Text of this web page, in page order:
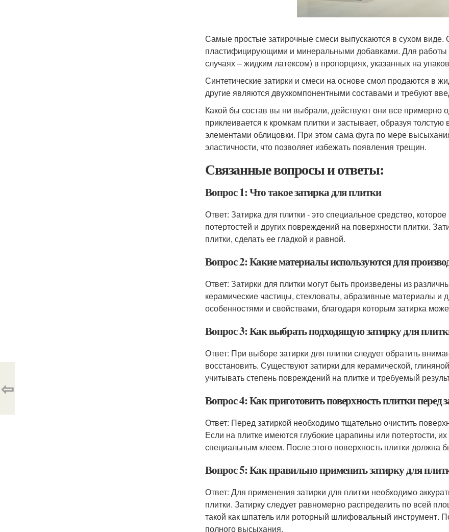
Самые простые затирочные смеси выпускаются в сухом виде.
пластифицирующими и минеральными добавками. Для работы
случаях – жидким латексом) в пропорциях, указанных на
Синтетические затирки и смеси на основе смол продаются в
другие являются двухкомпонентными составами и требуют
Какой бы состав вы ни выбрали, действуют они все примерно
приклеивается к кромкам плитки и застывает, образуя
элементами облицовки. При этом сама фуга по мере
эластичности, что позволяет избежать появления трещин.
Связанные вопросы и ответы:
Вопрос 1: Что такое затирка для плитки
Ответ: Затирка для плитки - это специальное средство,
потертостей и других повреждений на поверхности плитки.
плитки, сделать ее гладкой и равной.
Вопрос 2: Какие материалы используются для
Ответ: Затирки для плитки могут быть произведены из
керамические частицы, стекловаты, абразивные материалы и
особенностями и свойствами, благодаря которым затирка
Вопрос 3: Как выбрать подходящую затирку для
Ответ: При выборе затирки для плитки следует обратить
восстановить. Существуют затирки для керамической,
учитывать степень повреждений на плитке и требуемый
Вопрос 4: Как приготовить поверхность плитки перед
Ответ: Перед затиркой необходимо тщательно очистить
Если на плитке имеются глубокие царапины или потертости,
специальным клеем. После этого поверхность плитки должна
Вопрос 5: Как правильно применить затирку для
Ответ: Для применения затирки для плитки необходимо
плитки. Затирку следует равномерно распределить по всей
такой как шпатель или роторный шлифовальный инструмент.
полного высыхания.
⇦